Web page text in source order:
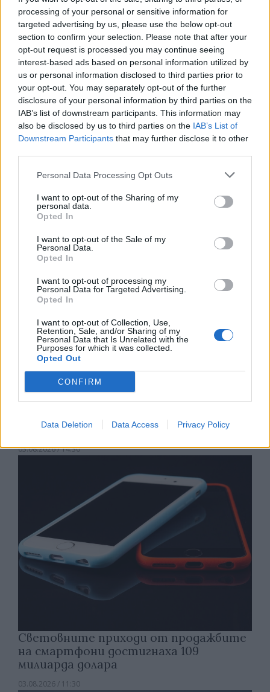
processing of your personal or sensitive information for
targeted advertising by us, please use the below opt-out
section to confirm your selection. Please note that after your
opt-out request is processed you may continue seeing
interest-based ads based on personal information utilized by
us or personal information disclosed to third parties prior to
your opt-out. You may separately opt-out of the further
disclosure of your personal information by third parties on the
IAB’s list of downstream participants. This information may
also be disclosed by us to third parties on the IAB’s List of
Downstream Participants that may further disclose it to other
Personal Data Processing Opt Outs
I want to opt-out of the Sharing of my
personal data.
Opted In
I want to opt-out of the Sale of my
Personal Data.
Opted In
I want to opt-out of processing my
Personal Data for Targeted Advertising.
Opted In
I want to opt-out of Collection, Use,
Retention, Sale, and/or Sharing of my
Personal Data that Is Unrelated with the
Purposes for which it was collected.
Opted Out
CONFIRM
Data Deletion Data Access Privacy Policy
04.08.2026 / 16:00
Китай си построи свой курорт
Санторини
Лихтенщайн
03.08.2026 / 14:30
Световните приходи от продажбите
на смартфони достигнаха 109
милиарда долара
03.08.2026 / 11:30